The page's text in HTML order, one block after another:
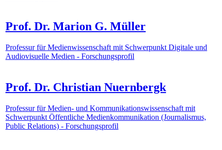
Prof. Dr. Marion G. Müller
Professur für Medienwissenschaft mit Schwerpunkt Digitale und
Audiovisuelle Medien - Forschungsprofil
Prof. Dr. Christian Nuernbergk
Professur für Medien- und Kommunikationswissenschaft mit
Schwerpunkt Öffentliche Medienkommunikation (Journalismus,
Public Relations) - Forschungsprofil